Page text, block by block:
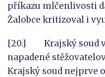
příkazu mlčenlivosti
Žalobce kritizoval i
[20.] Krajský soud v
napadené
Krajský soud nejprve